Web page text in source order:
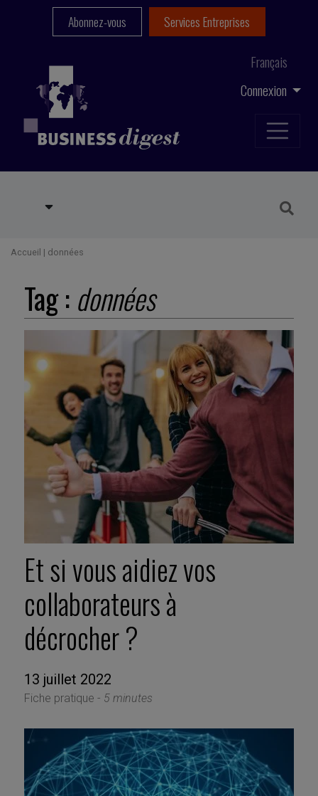
Connexion
Français
Abonnez-vous Services Entreprises
Accueil | données
Tag : données
Et si vous aidiez vos
collaborateurs à
décrocher ?
13 juillet 2022
Fiche pratique - 5 minutes